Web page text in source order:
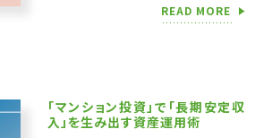
合わせてご紹介します。 不動産投資で
READ MORE
「マンション投資」で「長期安定収
入」を生み出す資産運用術